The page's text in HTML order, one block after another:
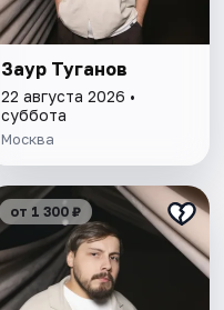
Заур Туганов
22 августа 2026 •
суббота
Москва
от 1 300 ₽